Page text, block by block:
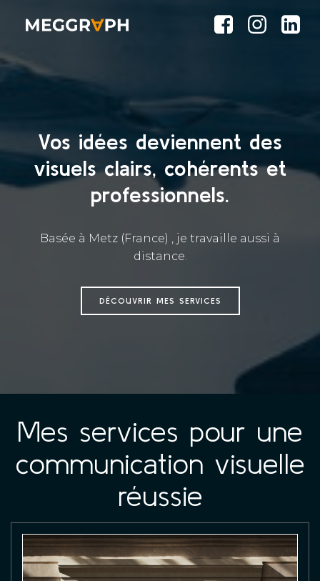
Vos idées deviennent des
visuels clairs, cohérents et
professionnels.
Basée à Metz (France) , je travaille aussi à
distance.
DÉCOUVRIR MES SERVICES
Mes services pour une
communication visuelle
réussie